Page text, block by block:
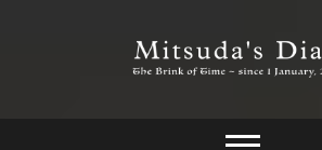
Mitsuda's